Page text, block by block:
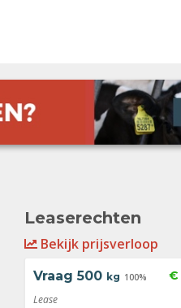
Leaserechten
Bekijk prijsverloop
Vraag 500 kg 100% €
Lease